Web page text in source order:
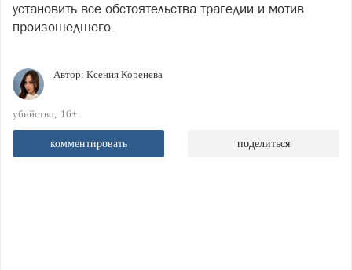
установить все обстоятельства трагедии и мотив
произошедшего.
Автор: Ксения Коренева
убийство 16+
комментировать поделиться